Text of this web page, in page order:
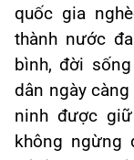
quốc gia
thành nước
bình, đời
dân ngày
ninh được
không ngừng